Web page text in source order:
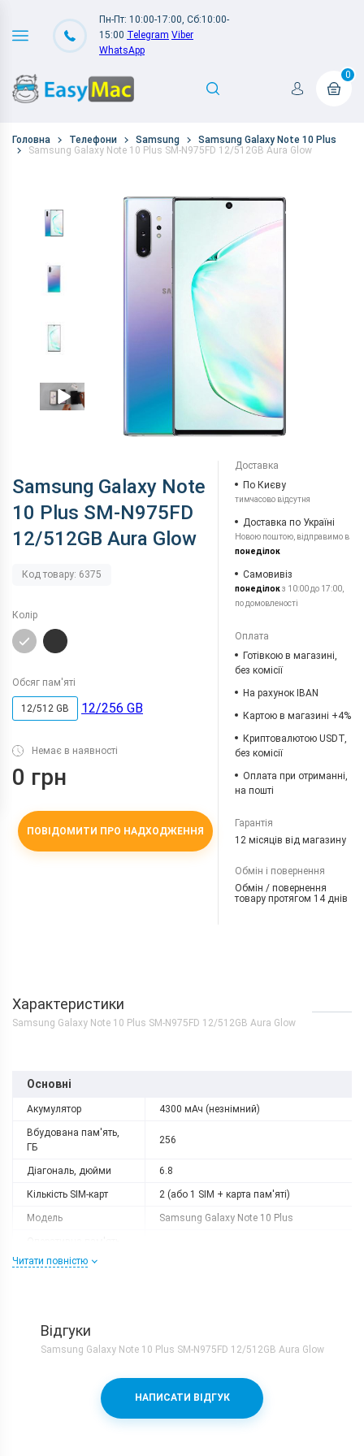
Пн-Пт: 10:00-17:00, Сб:10:00-
15:00 Telegram Viber
WhatsApp
0
Головна Телефони Samsung
Samsung Galaxy Note 10 Plus
Samsung Galaxy Note 10 Plus SM-N975FD 12/512GB Aura Glow
Samsung Galaxy Note
10 Plus SM-N975FD
12/512GB Aura Glow
Код товару: 6375
Колір
Обсяг пам'яті
12/512 GB 12/256 GB
Немає в наявності
0 грн
ПОВІДОМИТИ ПРО НАДХОДЖЕННЯ
Доставка
По Києву
тимчасово відсутня
Доставка по Україні
Новою поштою, відправимо в
понеділок
Самовивіз
понеділокз 10:00 до 17:00,
по домовленості
Оплата
Готівкою в магазині,
без комісії
На рахунок IBAN
Картою в магазині +4%
Криптовалютою USDT,
без комісії
Оплата при отриманні,
на пошті
Гарантія
12 місяців від магазину
Обмін і повернення
Обмін / повернення
товару протягом 14 днів
Характеристики
Samsung Galaxy Note 10 Plus SM-N975FD 12/512GB Aura Glow
Основні
Акумулятор 4300 мАч (незнімний)
Вбудована пам'ять,
ГБ
256
Діагональ, дюйми 6.8
Кількість SIM-карт 2 (або 1 SIM + карта пам'яті)
Модель Samsung Galaxy Note 10 Plus
ГБ
Тип матриці
Процесор
8
Samsung Exynos 9825 + Mali-G76MP12
Читати повністю
Відгуки
Samsung Galaxy Note 10 Plus SM-N975FD 12/512GB Aura Glow
НАПИСАТИ ВІДГУК